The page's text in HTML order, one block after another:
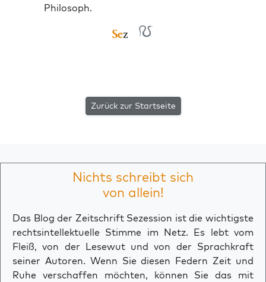
Philosoph.
Zurück zur Startseite
Nichts schreibt sich
von allein!
Das Blog der Zeitschrift Sezession ist die wichtigste
rechtsintellektuelle Stimme im Netz. Es lebt vom
Fleiß, von der Lesewut und von der Sprachkraft
seiner Autoren. Wenn Sie diesen Federn Zeit und
Ruhe verschaffen möchten, können Sie das mit